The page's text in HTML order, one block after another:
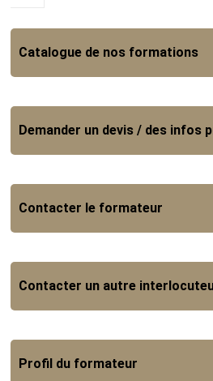
Catalogue de nos formations
Demander un devis / des infos
Contacter le formateur
Contacter un autre
Profil du formateur